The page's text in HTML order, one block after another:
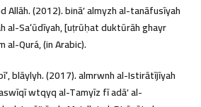
Allāh. (2012). bināʼ almyzh al-tanāfusīyah
al-Saʻūdīyah, [uṭrūḥat duktūrāh ghayr
al-Qurá, (in Arabic).
blāylyh. (2017). almrwnh al-Istirātījīyah
wtqyq al-Tamyīz fī adāʼ al-